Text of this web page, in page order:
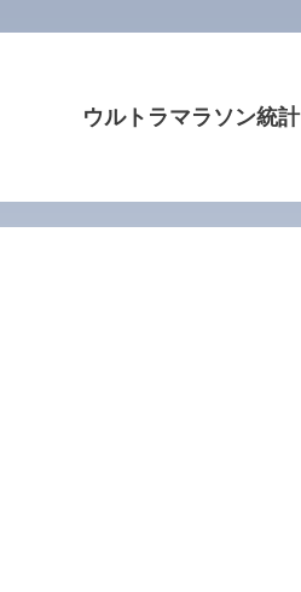
ウルトラマラソン統計